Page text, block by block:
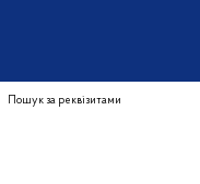
Пошук за реквізитами